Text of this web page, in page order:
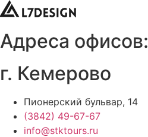
Адреса офисов:
г. Кемерово
Пионерский бульвар, 14
(3842) 49-67-67
info@stktours.ru